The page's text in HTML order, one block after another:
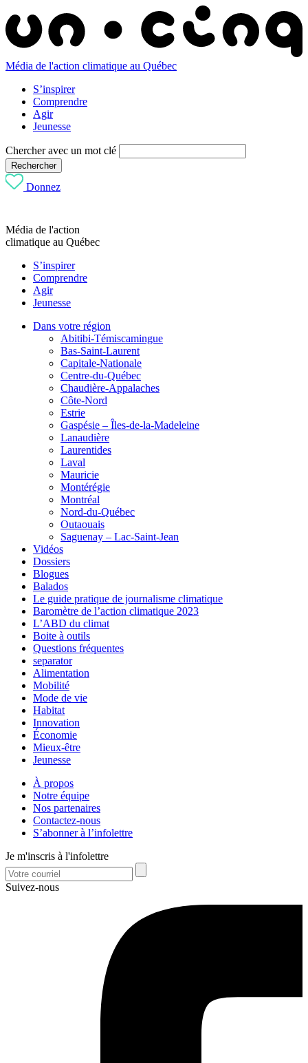
Média de l'action climatique au Québec
S’inspirer
Comprendre
Agir
Jeunesse
Chercher avec un mot clé
Rechercher
Donnez
Média de l'action
climatique au Québec
S’inspirer
Comprendre
Agir
Jeunesse
Dans votre région
Abitibi-Témiscamingue
Bas-Saint-Laurent
Capitale-Nationale
Centre-du-Québec
Chaudière-Appalaches
Côte-Nord
Estrie
Gaspésie – Îles-de-la-Madeleine
Lanaudière
Laurentides
Laval
Mauricie
Montérégie
Montréal
Nord-du-Québec
Outaouais
Saguenay – Lac-Saint-Jean
Vidéos
Dossiers
Blogues
Balados
Le guide pratique de journalisme climatique
Baromètre de l’action climatique 2023
L’ABD du climat
Boite à outils
Questions fréquentes
separator
Alimentation
Mobilité
Mode de vie
Habitat
Innovation
Économie
Mieux-être
Jeunesse
À propos
Notre équipe
Nos partenaires
Contactez-nous
S’abonner à l’infolettre
Je m'inscris à l'infolettre
Suivez-nous